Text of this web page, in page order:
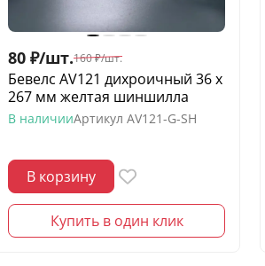
80 ₽/шт.160 ₽/шт.
Бевелс AV121 дихроичный 36 х
267 мм желтая шиншилла
В наличииАртикул AV121-G-SH
В корзину
Купить в один клик